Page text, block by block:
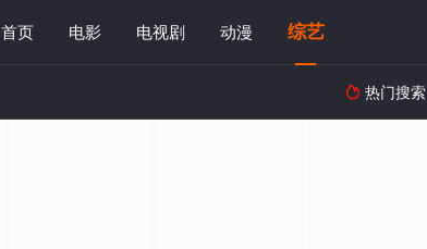
首页 电影 电视剧 动漫 综艺
 热门搜索